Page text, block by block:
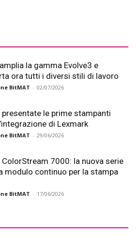
la gamma Evolve3 e
ora tutti i diversi stili di lavoro
BitMAT - 02/07/2026
presentate le prime stampanti
di Lexmark
BitMAT - 29/06/2026
ColorStream 7000: la nuova serie
modulo continuo per la stampa
BitMAT - 17/06/2026